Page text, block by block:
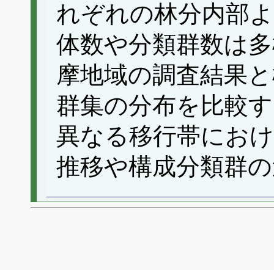
れぞれの林分内部
体数や分類群数は
摩地域の調査結果
群集の分布を比較
異なる移行帯にお
推移や構成分類群